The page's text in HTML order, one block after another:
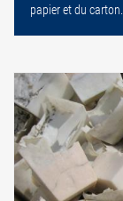
papier et du carton.